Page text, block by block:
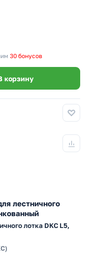
30 бонусов
корзину
лестничного
лотка DKC L5,